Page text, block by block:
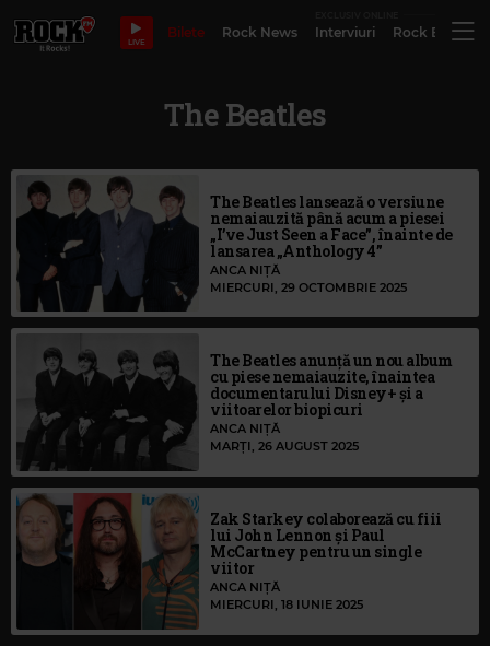
LIVE
Bilete Rock News Interviuri Rock
The Beatles
The Beatles lansează o versiune
nemaiauzită până acum a piesei
„I’ve Just Seen a Face”, înainte de
lansarea „Anthology 4”
ANCA NIȚĂ
MIERCURI, 29 OCTOMBRIE 2025
The Beatles anunță un nou album
cu piese nemaiauzite, înaintea
documentarului Disney+ și a
viitoarelor biopicuri
ANCA NIȚĂ
MARȚI, 26 AUGUST 2025
Zak Starkey colaborează cu fiii
lui John Lennon și Paul
McCartney pentru un single
viitor
ANCA NIȚĂ
MIERCURI, 18 IUNIE 2025